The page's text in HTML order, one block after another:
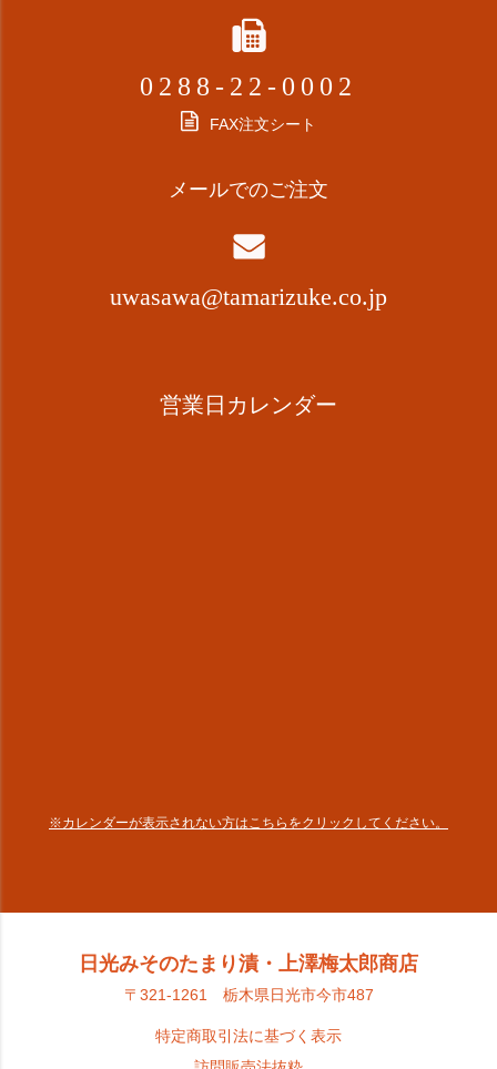
0288-22-0002
FAX注文シート
メールでのご注文
uwasawa@tamarizuke.co.jp
営業日カレンダー
※カレンダーが表示されない方はこちらをクリックしてください。
日光みそのたまり漬・上澤梅太郎商店
〒321-1261 栃木県日光市今市487
特定商取引法に基づく表示